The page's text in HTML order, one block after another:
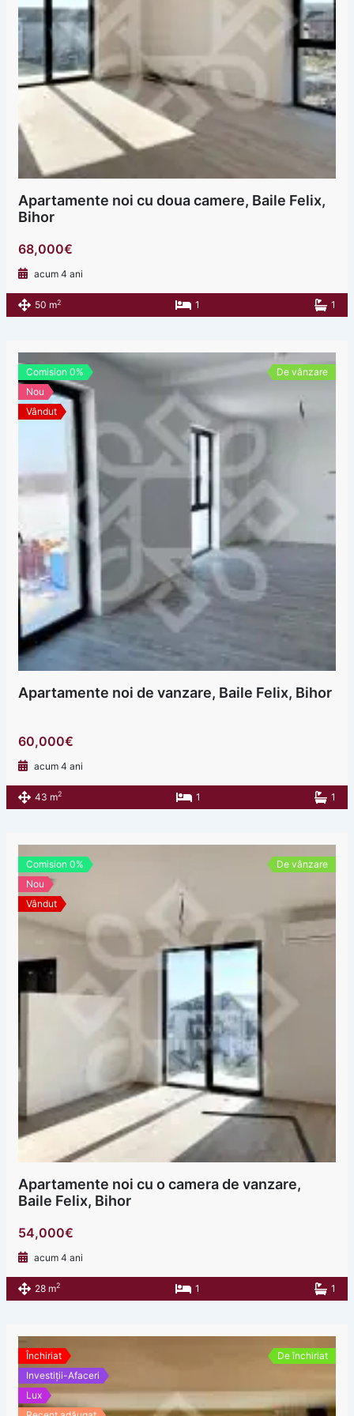
Apartamente noi cu doua camere, Baile Felix,
Bihor
68,000€
acum 4 ani
50 m2 1 1
Comision 0%
Nou
Vândut
De vânzare
Apartamente noi de vanzare, Baile Felix, Bihor
60,000€
acum 4 ani
43 m2 1 1
Comision 0%
Nou
Vândut
De vânzare
Apartamente noi cu o camera de vanzare,
Baile Felix, Bihor
54,000€
acum 4 ani
28 m2 1 1
Închiriat
Investiții-Afaceri
Lux
De închiriat